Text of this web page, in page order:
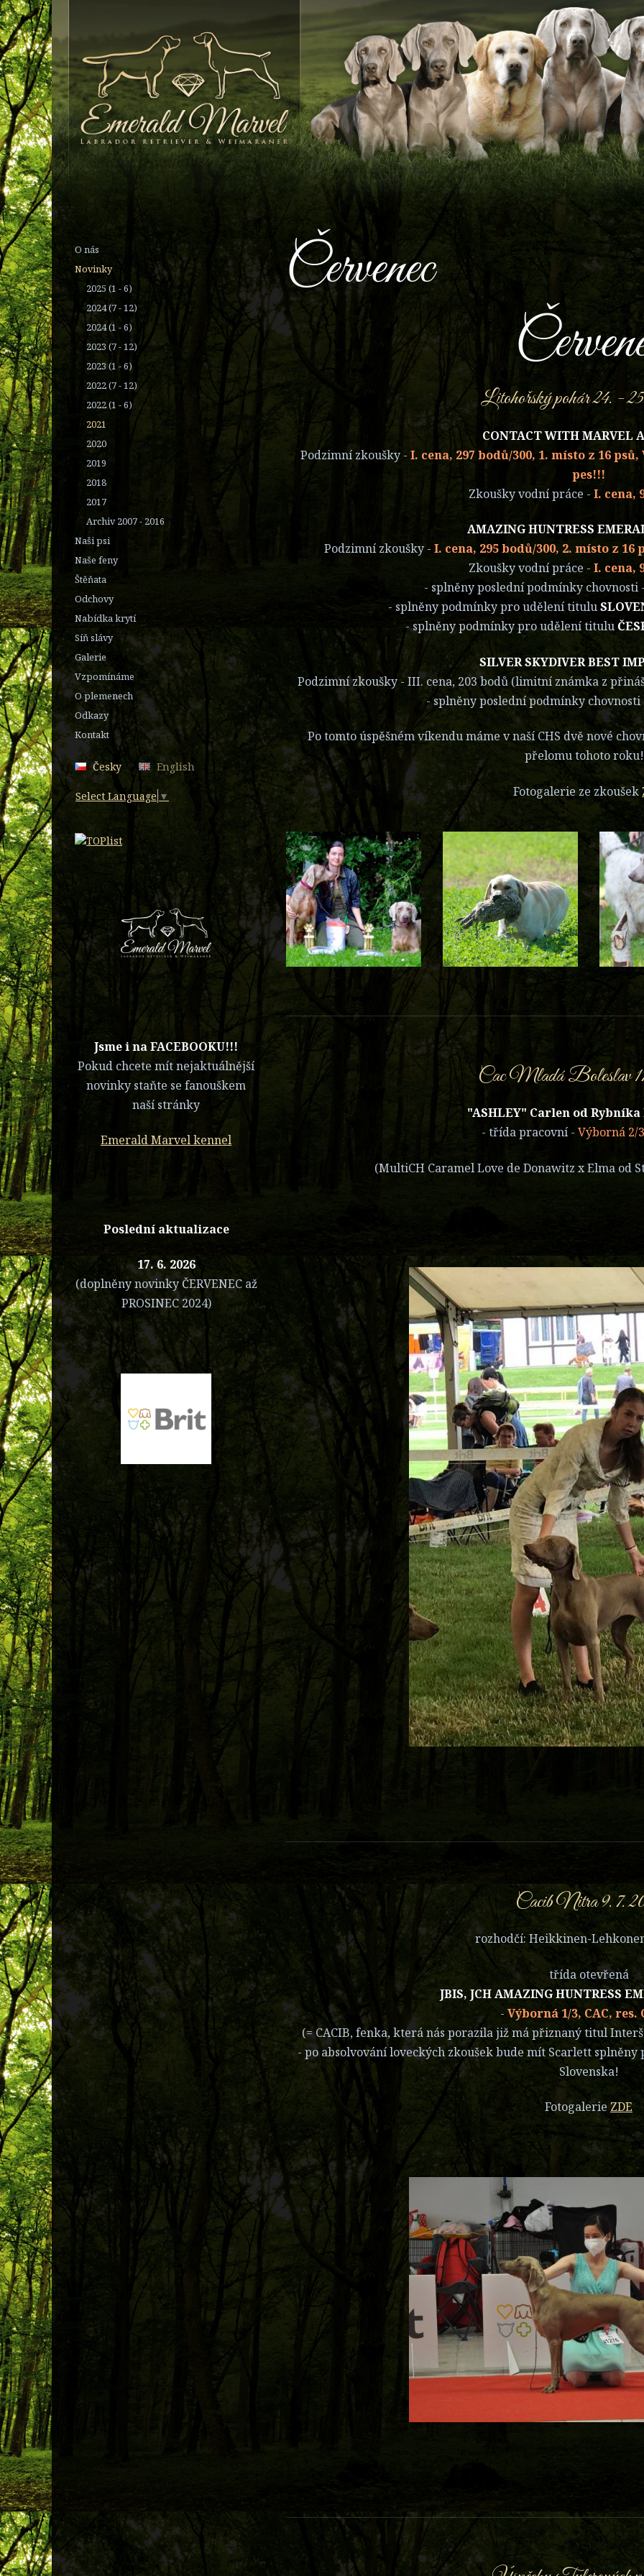
O nás
Novinky
2025 (1 - 6)
2024 (7 - 12)
2024 (1 - 6)
2023 (7 - 12)
2023 (1 - 6)
2022 (7 - 12)
2022 (1 - 6)
2021
2020
2019
2018
2017
Archiv 2007 - 2016
Naši psi
Naše feny
Štěňata
Odchovy
Nabídka krytí
Síň slávy
Galerie
Vzpomínáme
O plemenech
Odkazy
Kontakt
Česky English
Select Language ▼
​Jsme i na FACEBOOKU!!!
Pokud chcete mít nejaktuálnější
novinky staňte se fanouškem
naší stránky
Emerald Marvel kennel
Poslední aktualizace
17. 6. 2026
(doplněny novinky ČERVENEC až
PROSINEC 2024)
Červenec
Litohořský pohár 24. -
CONTACT WITH MARVEL
Podzimní zkoušky - I. cena, 297 bodů/300, 1. místo z 16
pes!!!
Zkoušky vodní práce - I. cena,
AMAZING HUNTRESS
Podzimní zkoušky - I. cena, 295 bodů/300, 2. místo z
Zkoušky vodní práce - I. cena,
- splněny poslední podmínky chovnosti
- splněny podmínky pro udělení titulu
- splněny podmínky pro udělení titulu
SILVER SKYDIVER BEST
Podzimní zkoušky - III. cena, 203 bodů (limitní známka z
- splněny poslední podmínky
Po tomto úspěšném víkendu máme v naší CHS dvě nové
přelomu tohoto
Fotogalerie ze zkoušek
Cac Mladá Boleslav
"ASHLEY" Carlen od
- třída pracovní - Výborná 2/
(MultiCH Caramel Love de Donawitz x Elma od
Cacib Nitra 9. 7.
rozhodčí: Heikkinen-
třída otevřená
JBIS, JCH AMAZING HUNTRESS
- Výborná 1/3, CAC, res.
(= CACIB, fenka, která nás porazila již má přiznaný titul
- po absolvování loveckých zkoušek bude mít Scarlett
Slovenska!
Fotogalerie ZDE